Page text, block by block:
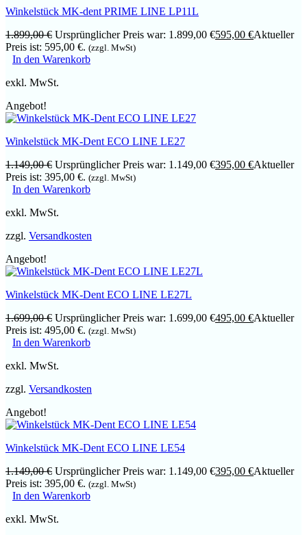
Winkelstück MK-dent PRIME LINE LP11L
1.899,00€ Ursprünglicher Preis war: 1.899,00 €595,00 €Aktueller
Preis ist: 595,00 €. (zzgl. MwSt)
In den Warenkorb
exkl. MwSt.
Angebot!
Winkelstück MK-Dent ECO LINE LE27
1.149,00€ Ursprünglicher Preis war: 1.149,00 €395,00 €Aktueller
Preis ist: 395,00 €. (zzgl. MwSt)
In den Warenkorb
exkl. MwSt.
zzgl. Versandkosten
Angebot!
Winkelstück MK-Dent ECO LINE LE27L
1.699,00€ Ursprünglicher Preis war: 1.699,00 €495,00 €Aktueller
Preis ist: 495,00 €. (zzgl. MwSt)
In den Warenkorb
exkl. MwSt.
zzgl. Versandkosten
Angebot!
Winkelstück MK-Dent ECO LINE LE54
1.149,00€ Ursprünglicher Preis war: 1.149,00 €395,00 €Aktueller
Preis ist: 395,00 €. (zzgl. MwSt)
In den Warenkorb
exkl. MwSt.